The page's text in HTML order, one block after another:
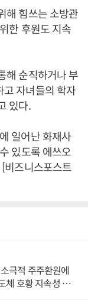
해 힘쓰는 소방관
한 후원도 지속
해 순직하거나 부
고 자녀들의 학자
있다.
일어난 화재사
있도록 에쓰오
비즈니스포스트
극적 주주환원에
체 호황 지속성 의